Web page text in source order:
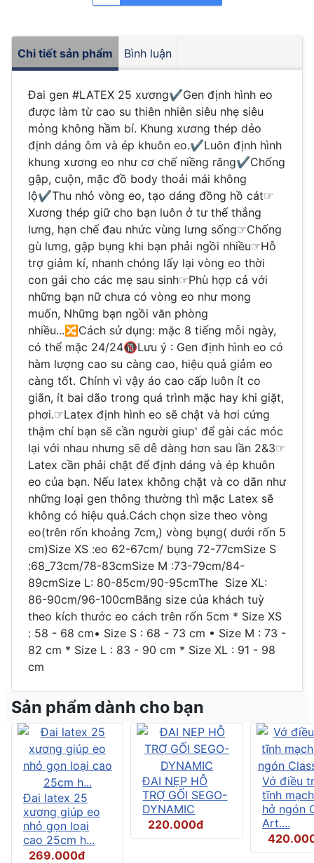
Chi tiết sản phẩm Bình luận
Đai gen #LATEX 25 xương✔Gen định hình eo
được làm từ cao su thiên nhiên siêu nhẹ siêu
mỏng không hầm bí. Khung xương thép dẻo
định dáng ôm và ép khuôn eo.✔Luôn định hình
khung xương eo như cơ chế niềng răng✔Chống
gập, cuộn, mặc đồ body thoải mái không
lộ✔Thu nhỏ vòng eo, tạo dáng đồng hồ cát☞
Xương thép giữ cho bạn luôn ở tư thế thẳng
lưng, hạn chế đau nhức vùng lưng sống☞Chống
gù lưng, gập bụng khi bạn phải ngồi nhiều☞Hỗ
trợ giảm kí, nhanh chóng lấy lại vòng eo thời
con gái cho các mẹ sau sinh☞Phù hợp cả với
những bạn nữ chưa có vòng eo như mong
muốn, Những bạn ngồi văn phòng
nhiều...🔀Cách sử dụng: mặc 8 tiếng mỗi ngày,
có thể mặc 24/24🔞Lưu ý : Gen định hình eo có
hàm lượng cao su càng cao, hiệu quả giảm eo
càng tốt. Chính vì vậy áo cao cấp luôn ít co
giãn, ít bai dão trong quá trình mặc hay khi giặt,
phơi.☞Latex định hình eo sẽ chật và hơi cứng
thậm chí bạn sẽ cần người giup' để gài các móc
lại với nhau nhưng sẽ dễ dàng hơn sau lần 2&3☞
Latex cần phải chặt để định dáng và ép khuôn
eo của bạn. Nếu latex không chặt và co dãn như
những loại gen thông thường thì mặc Latex sẽ
không có hiệu quả.Cách chọn size theo vòng
eo(trên rốn khoảng 7cm,) vòng bụng( dưới rốn 5
cm)Size XS :eo 62-67cm/ bụng 72-77cmSize S
:68_73cm/78-83cmSize M :73-79cm/84-
89cmSize L: 80-85cm/90-95cmThe Size XL:
86-90cm/96-100cmBãng size của khách tuỳ
theo kích thước eo cách trên rốn 5cm * Size XS
: 58 - 68 cm• Size S : 68 - 73 cm • Size M : 73 -
82 cm * Size L : 83 - 90 cm * Size XL : 91 - 98
cm
Sản phẩm dành cho bạn
Đai latex 25
xương giúp eo
nhỏ gọn loại
cao 25cm h...
269.000đ
ĐAI NẸP HỖ
TRỢ GỐI SEGO-
DYNAMIC
220.000đ
Vớ điều
tĩnh
hở ngón
Art....